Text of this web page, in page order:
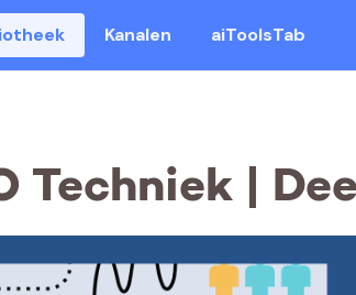
Kanalen aiToolsTab
Techniek |